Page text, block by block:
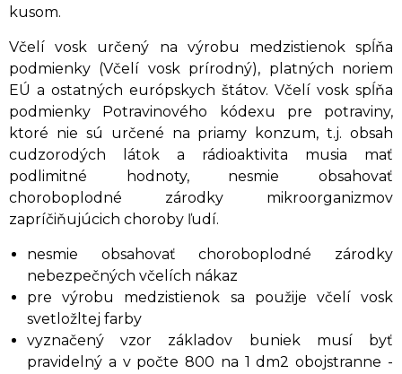
kusom.
Včelí vosk určený na výrobu medzistienok spĺňa
podmienky (Včelí vosk prírodný), platných noriem
EÚ a ostatných európskych štátov. Včelí vosk spĺňa
podmienky Potravinového kódexu pre potraviny,
ktoré nie sú určené na priamy konzum, t.j. obsah
cudzorodých látok a rádioaktivita musia mať
podlimitné hodnoty, nesmie obsahovať
choroboplodné zárodky mikroorganizmov
zapríčiňujúcich choroby ľudí.
nesmie obsahovať choroboplodné zárodky
nebezpečných včelích nákaz
pre výrobu medzistienok sa použije včelí vosk
svetložltej farby
vyznačený vzor základov buniek musí byť
pravidelný a v počte 800 na 1 dm2 obojstranne -